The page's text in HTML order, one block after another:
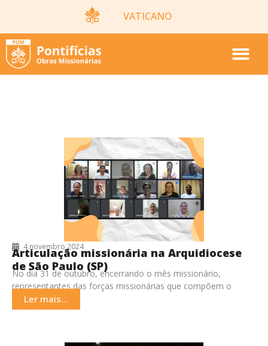
VATICANO
4 novembro 2024
Articulação missionária na Arquidiocese
de São Paulo (SP)
No dia 31 de outubro, encerrando o mês missionário,
representantes das forças missionárias que compõem o
Conselho Missionário da Arquidiocese de São Paulo,
promoveu
Ler mais...